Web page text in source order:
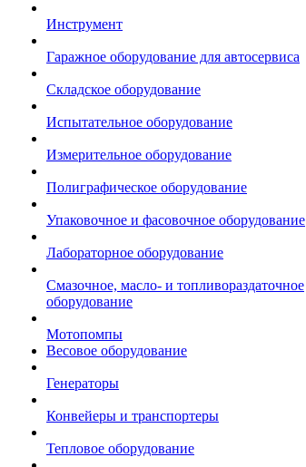
Инструмент
Гаражное оборудование для автосервиса
Складское оборудование
Испытательное оборудование
Измерительное оборудование
Полиграфическое оборудование
Упаковочное и фасовочное оборудование
Лабораторное оборудование
Смазочное, масло- и топливораздаточное
оборудование
Мотопомпы
Весовое оборудование
Генераторы
Конвейеры и транспортеры
Тепловое оборудование